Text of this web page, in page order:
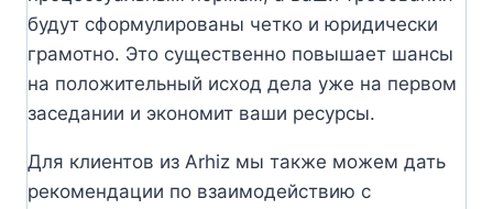
будут сформулированы четко и юридически
грамотно. Это существенно повышает шансы
на положительный исход дела уже на первом
заседании и экономит ваши ресурсы.
Для клиентов из Arhiz мы также можем дать
рекомендации по взаимодействию с